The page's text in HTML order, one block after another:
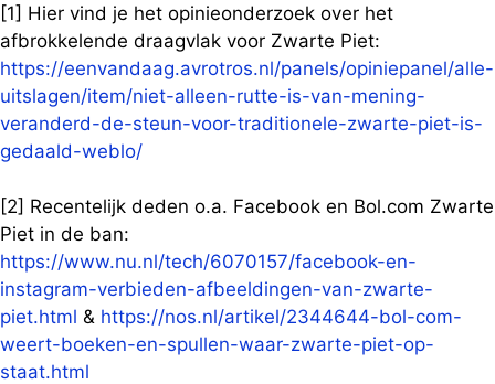
[1] Hier vind je het opinieonderzoek over het
afbrokkelende draagvlak voor Zwarte Piet:
https://eenvandaag.avrotros.nl/panels/opiniepanel/alle-
uitslagen/item/niet-alleen-rutte-is-van-mening-
veranderd-de-steun-voor-traditionele-zwarte-piet-is-
gedaald-weblo/
[2] Recentelijk deden o.a. Facebook en Bol.com Zwarte
Piet in de ban:
https://www.nu.nl/tech/6070157/facebook-en-
instagram-verbieden-afbeeldingen-van-zwarte-
piet.html & https://nos.nl/artikel/2344644-bol-com-
weert-boeken-en-spullen-waar-zwarte-piet-op-
staat.html